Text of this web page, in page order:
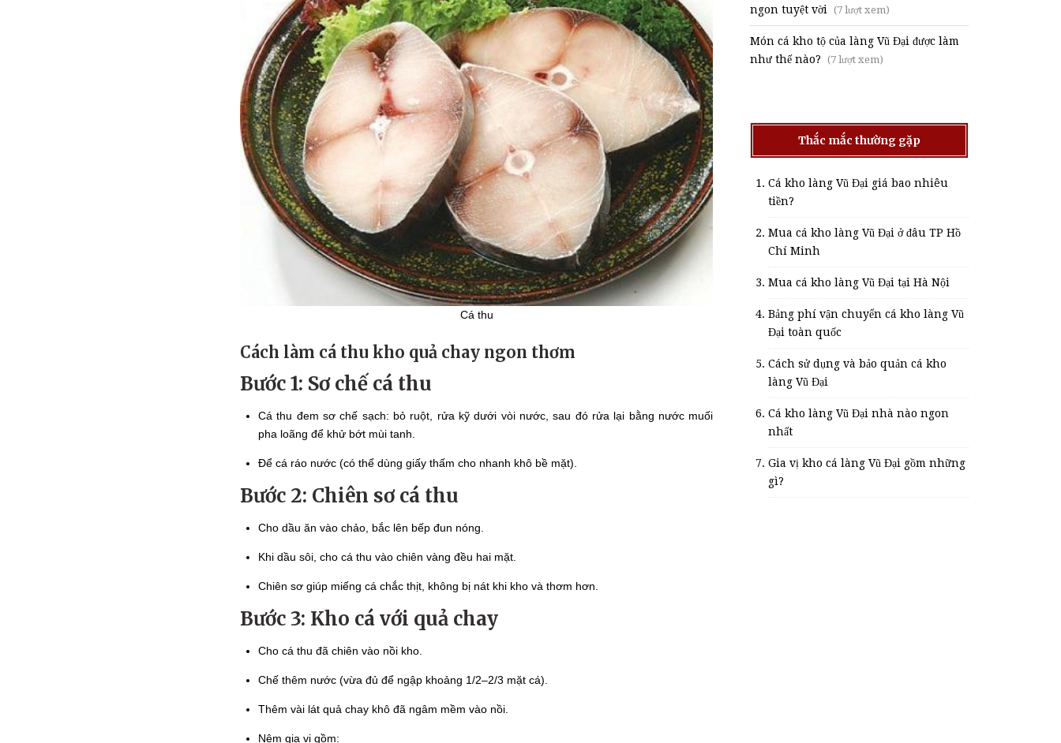
Cá thu
Cách làm cá thu kho quả chay ngon thơm
Bước 1: Sơ chế cá thu
Cá thu đem sơ chế sạch: bỏ ruột, rửa kỹ dưới vòi nước, sau đó rửa lại bằng nước muối
pha loãng để khử bớt mùi tanh.
Để cá ráo nước (có thể dùng giấy thấm cho nhanh khô bề mặt).
Bước 2: Chiên sơ cá thu
Cho dầu ăn vào chảo, bắc lên bếp đun nóng.
Khi dầu sôi, cho cá thu vào chiên vàng đều hai mặt.
Chiên sơ giúp miếng cá chắc thịt, không bị nát khi kho và thơm hơn.
Bước 3: Kho cá với quả chay
Cho cá thu đã chiên vào nồi kho.
Chế thêm nước (vừa đủ để ngập khoảng 1/2–2/3 mặt cá).
Thêm vài lát quả chay khô đã ngâm mềm vào nồi.
Nêm gia vị gồm:
ngon tuyệt vời (7 lượt xem)
Món cá kho tộ của làng Vũ Đại được làm
như thế nào? (7 lượt xem)
Thắc mắc thường gặp
Cá kho làng Vũ Đại giá bao nhiêu
tiền?
Mua cá kho làng Vũ Đại ở đâu TP Hồ
Chí Minh
Mua cá kho làng Vũ Đại tại Hà Nội
Bảng phí vận chuyển cá kho làng Vũ
Đại toàn quốc
Cách sử dụng và bảo quản cá kho
làng Vũ Đại
Cá kho làng Vũ Đại nhà nào ngon
nhất
Gia vị kho cá làng Vũ Đại gồm những
gì?